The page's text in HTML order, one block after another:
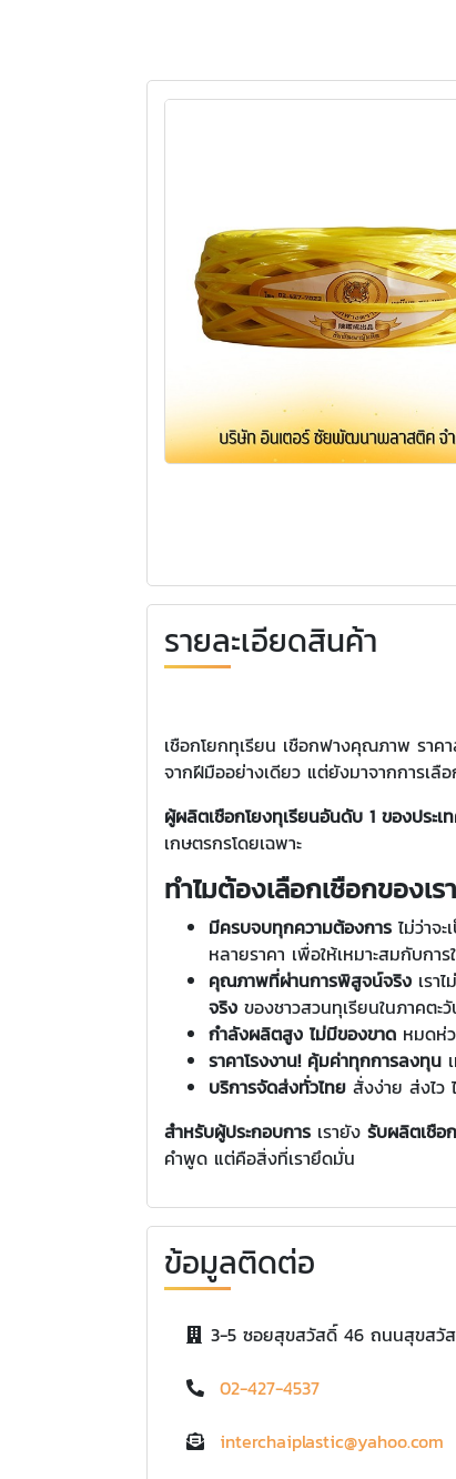
รายละเอียดสินค้า
เชือกโยกทุเรียน เชือกฟางคุณภาพ ราค
จากฝีมืออย่างเดียว แต่ยังมาจากการเลือ
ผู้ผลิตเชือกโยงทุเรียนอันดับ 1 ของประเ
เกษตรกรโดยเฉพาะ
ทำไมต้องเลือกเชือกของเร
มีครบจบทุกความต้องการ ไม่ว่าจ
หลายราคา เพื่อให้เหมาะสมกับก
คุณภาพที่ผ่านการพิสูจน์จริง เรา
จริง ของชาวสวนทุเรียนในภาคตะ
กำลังผลิตสูง ไม่มีของขาด หมดห่
ราคาโรงงาน! คุ้มค่าทุกการลงทุน
บริการจัดส่งทั่วไทย สั่งง่าย ส่งไว
สำหรับผู้ประกอบการ เรายัง รับผลิตเชือ
คำพูด แต่คือสิ่งที่เรายึดมั่น
ข้อมูลติดต่อ
3-5 ซอยสุขสวัสดิ์ 46 ถนนสุขสวัส
02-427-4537
interchaiplastic@yahoo.com